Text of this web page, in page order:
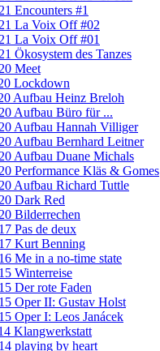
Encounters #1
La Voix Off #02
La Voix Off #01
Ökosystem des Tanzes
Meet
Lockdown
Aufbau Heinz Breloh
Aufbau Büro für ...
Aufbau Hannah Villiger
Aufbau Bernhard Leitner
Aufbau Duane Michals
Performance Kläs & Gomes
Aufbau Richard Tuttle
Dark Red
Bilderrechen
Pas de deux
Kurt Benning
Me in a no-time state
Winterreise
Der rote Faden
Oper II: Gustav Holst
Oper I: Leos Janácek
Klangwerkstatt
playing by heart